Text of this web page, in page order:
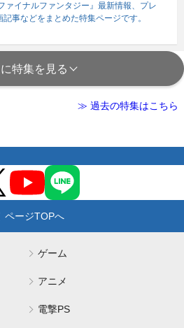
ァイナルファンタジー』最新情報、プレ
記事などをまとめた特集ページです。
特集を見る
≫ 過去の特集はこちら
ページTOPへ
ゲーム
アニメ
電撃PS